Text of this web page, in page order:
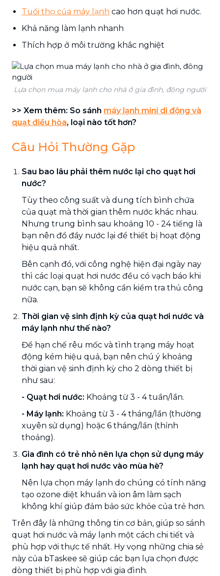
Tuổi thọ của máy lạnh cao hơn quạt hơi nước.
Khả năng làm lạnh nhanh
Thích hợp ở môi trường khắc nghiệt
Lựa chọn mua máy lạnh cho nhà ở gia đình, đông người
>> Xem thêm: So sánh máy lạnh mini di động và
quạt điều hòa, loại nào tốt hơn?
Câu Hỏi Thường Gặp
Sau bao lâu phải thêm nước lại cho quạt hơi
nước?
Tùy theo công suất và dung tích bình chứa
của quạt mà thời gian thêm nước khác nhau.
Nhưng trung bình sau khoảng 10 - 24 tiếng là
bạn nên đổ đầy nước lại để thiết bị hoạt động
hiệu quả nhất.
Bên cạnh đó, với công nghệ hiện đại ngày nay
thì các loại quạt hơi nước đều có vạch báo khi
nước cạn, bạn sẽ không cần kiểm tra thủ công
nữa.
Thời gian vệ sinh định kỳ của quạt hơi nước và
máy lạnh như thế nào?
Để hạn chế rêu mốc và tình trạng máy hoạt
động kém hiệu quả, bạn nên chú ý khoảng
thời gian vệ sinh định kỳ cho 2 dòng thiết bị
như sau:
- Quạt hơi nước: Khoảng từ 3 - 4 tuần/lần.
- Máy lạnh: Khoảng từ 3 - 4 tháng/lần (thường
xuyên sử dụng) hoặc 6 tháng/lần (thỉnh
thoảng).
Gia đình có trẻ nhỏ nên lựa chọn sử dụng máy
lạnh hay quạt hơi nước vào mùa hè?
Nên lựa chọn máy lạnh do chúng có tính năng
tạo ozone diệt khuẩn và ion âm làm sạch
không khí giúp đảm bảo sức khỏe của trẻ hơn.
Trên đây là những thông tin cơ bản, giúp so sánh
quạt hơi nước và máy lạnh một cách chi tiết và
phù hợp với thực tế nhất. Hy vọng những chia sẻ
này của bTaskee sẽ giúp các bạn lựa chọn được
dòng thiết bị phù hợp với gia đình.